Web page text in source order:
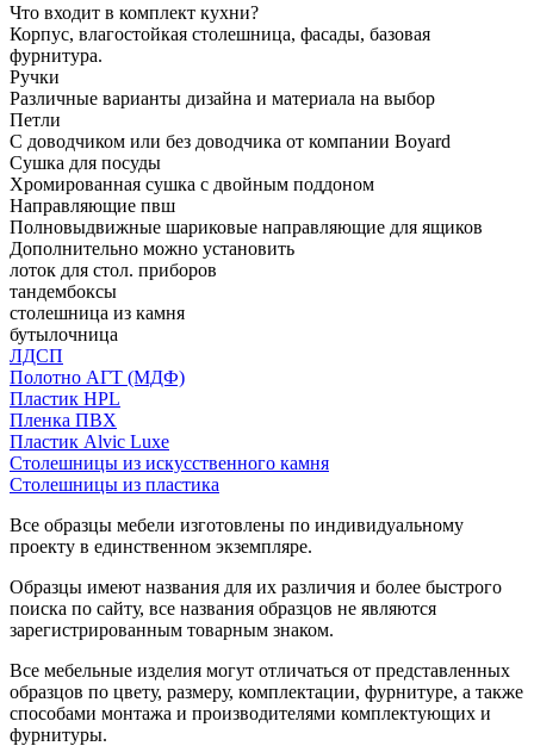
Что входит в комплект кухни?
Корпус, влагостойкая столешница, фасады, базовая
фурнитура.
Ручки
Различные варианты дизайна и материала на выбор
Петли
С доводчиком или без доводчика от компании Boyard
Сушка для посуды
Хромированная сушка с двойным поддоном
Направляющие пвш
Полновыдвижные шариковые направляющие для ящиков
Дополнительно можно установить
лоток для стол. приборов
тандембоксы
столешница из камня
бутылочница
ЛДСП
Полотно АГТ (МДФ)
Пластик HPL
Пленка ПВХ
Пластик Alvic Luxe
Столешницы из искусственного камня
Столешницы из пластика
Все образцы мебели изготовлены по индивидуальному
проекту в единственном экземпляре.
Образцы имеют названия для их различия и более быстрого
поиска по сайту, все названия образцов не являются
зарегистрированным товарным знаком.
Все мебельные изделия могут отличаться от представленных
образцов по цвету, размеру, комплектации, фурнитуре, а также
способами монтажа и производителями комплектующих и
фурнитуры.